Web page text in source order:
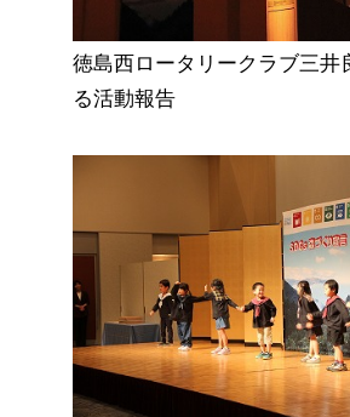
徳島西ロータリークラブ三井
る活動報告